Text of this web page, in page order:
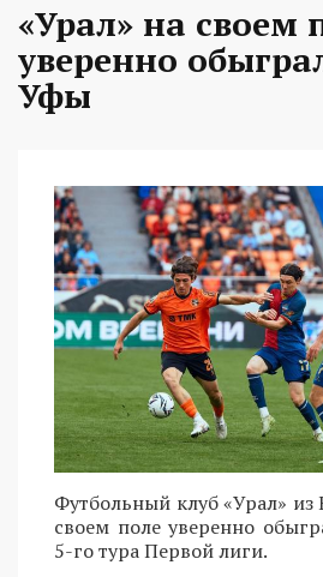
«Урал» на своем
уверенно
Уфы
Футбольный клуб «Урал» из
своем поле уверенно
5-го тура Первой лиги.